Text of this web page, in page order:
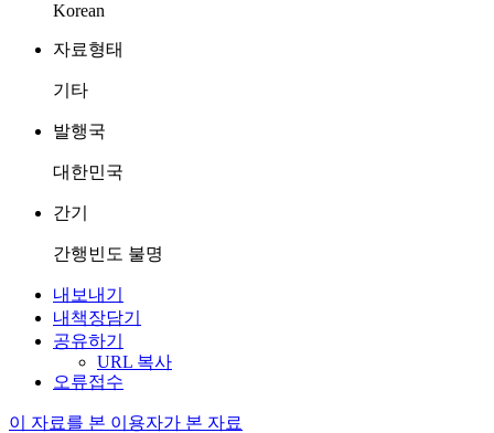
Korean
자료형태
기타
발행국
대한민국
간기
간행빈도 불명
내보내기
내책장담기
공유하기
URL 복사
오류접수
이 자료를 본 이용자가 본 자료